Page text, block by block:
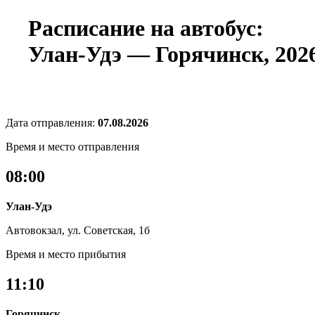
Расписание на автобус:
Улан-Удэ — Горячинск,
Дата отправления: 07.08.2026
Время и место отправления
08:00
Улан-Удэ
Автовокзал, ул. Советская, 1б
Время и место прибытия
11:10